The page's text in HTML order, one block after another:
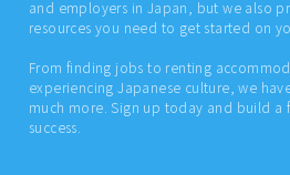
and employers in Japan, but we also
resources you need to get started on
From finding jobs to renting
experiencing Japanese culture, we
much more. Sign up today and build
success.